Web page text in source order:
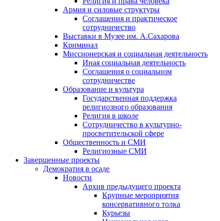
Армия и силовые структуры
Соглашения и практическое
сотрудничество
Выставки в Музее им. А.Сахарова
Криминал
Миссионерская и социальная деятельность
Иная социальная деятельность
Соглашения о социальном
сотрудничестве
Образование и культура
Государственная поддержка
религиозного образования
Религия в школе
Сотрудничество в культурно-
просветительской сфере
Общественность и СМИ
Религиозные СМИ
Завершенные проекты
Демократия в осаде
Новости
Архив предыдущего проекта
Крупные мероприятия
консервативного толка
Курьезы